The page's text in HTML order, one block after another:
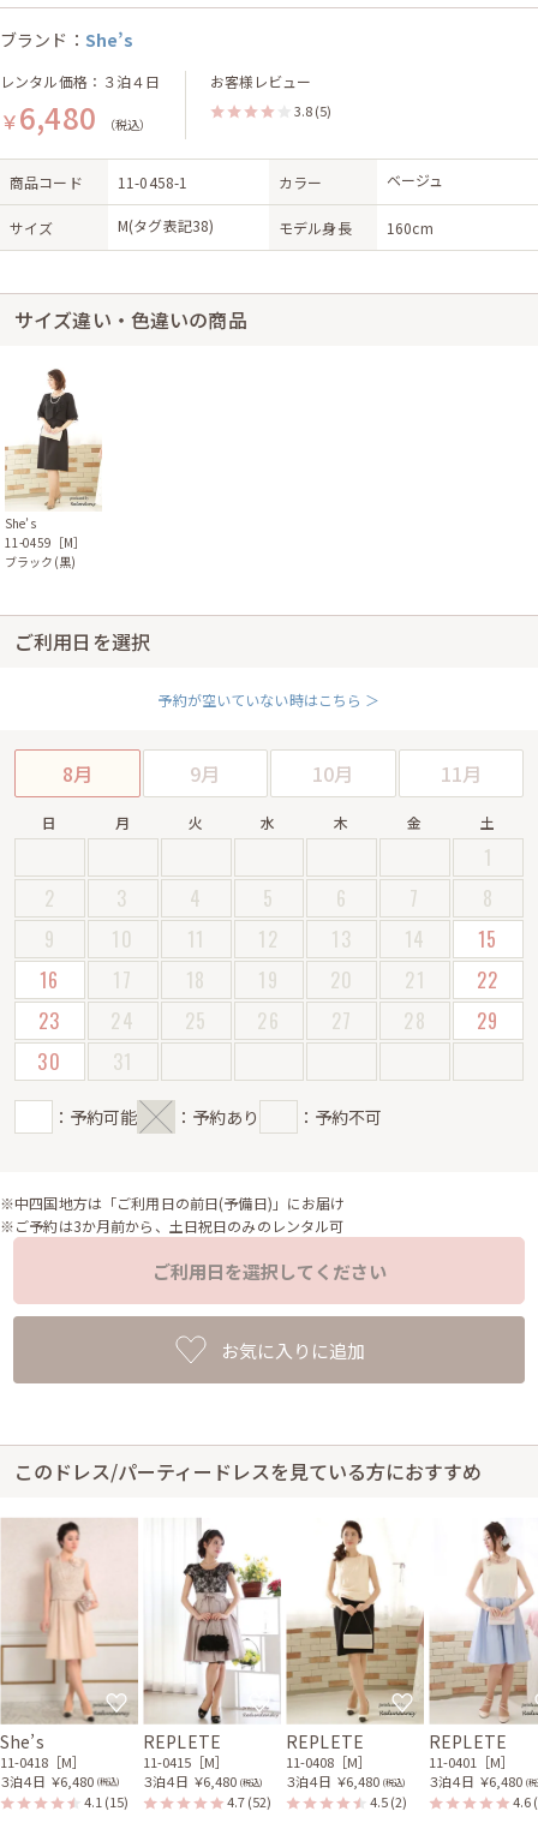
ブランド： She’s
レンタル価格：３泊４日
￥6,480 （税込）
お客様レビュー
3.8 (5)
商品コード 11-0458-1 カラー ベージュ
サイズ M(タグ表記38) モデル身長 160cm
サイズ違い・色違いの商品
She’s
11-0459［M］
ブラック(黒)
ご利用日を選択
予約が空いていない時はこちら ＞
8月 9月 10月 11月
日 月 火 水 木 金 土
1
2
3 4 5 6 7
8
9
10 11 12 13 14
15
16
17 18 19 20 21
22
23
24 25 26 27 28
29
30
31
：予約可能 ：予約あり ：予約不可
※中四国地方は「ご利用日の前日(予備日)」にお届け
※ご予約は3か月前から、土日祝日のみのレンタル可
ご利用日を選択してください
お気に入りに追加
このドレス/パーティードレスを見ている方におすすめ
She’s
11-0418［M］
３泊４日 ￥6,480 (税込)
4.1 (15)
REPLETE
11-0415［M］
３泊４日 ￥6,480 (税込)
4.7(52)
REPLETE
11-0408［M］
３泊４日 ￥6,480 (税込)
4.5(2)
REPLETE
11-0401［M］
３泊４日 ￥6,480 (
4.6